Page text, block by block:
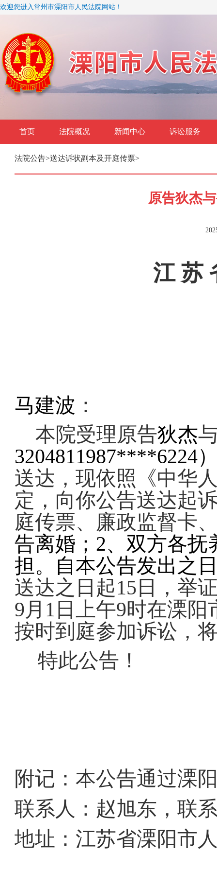
欢迎您进入常州市溧阳市人民法院网站！
首页 法院概况 新闻中心 诉讼服务
法院公告>送达诉状副本及开庭传票>
原告狄杰
江 苏
马建波 ：
本院受理原告狄杰
3204811987****6224
送达，现依照《中华
定， 向你公告送达起
庭传票、廉政监督卡
告离婚；2、双方各抚
担。自本公告发出之
送达之日起15日，举
9月1日上午9时在溧
按时到庭参加诉讼，
特此公告！
附记：本公告通过溧
联系人：赵旭东，联
地址：江苏省溧阳市